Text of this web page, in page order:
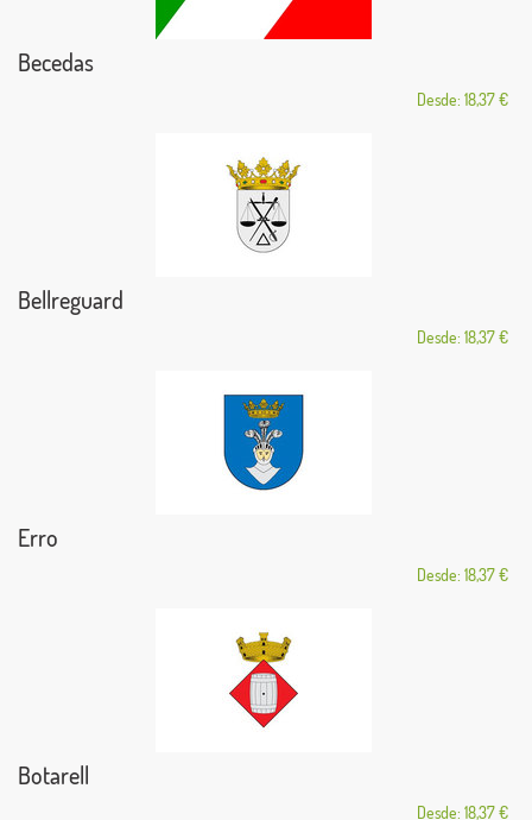
Becedas
Desde: 18,37 €
Bellreguard
Desde: 18,37 €
Erro
Desde: 18,37 €
Botarell
Desde: 18,37 €